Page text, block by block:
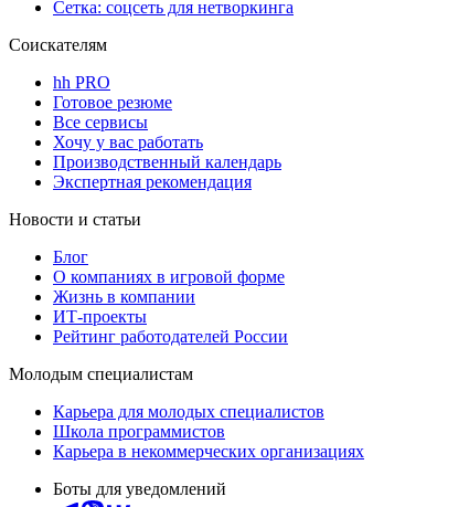
Сетка: соцсеть для нетворкинга
Соискателям
hh PRO
Готовое резюме
Все сервисы
Хочу у вас работать
Производственный календарь
Экспертная рекомендация
Новости и статьи
Блог
О компаниях в игровой форме
Жизнь в компании
ИТ-проекты
Рейтинг работодателей России
Молодым специалистам
Карьера для молодых специалистов
Школа программистов
Карьера в некоммерческих организациях
Боты для уведомлений